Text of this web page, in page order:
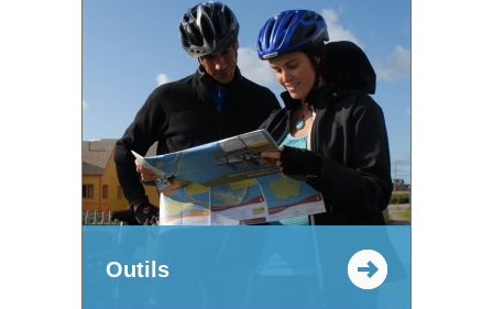
Outils